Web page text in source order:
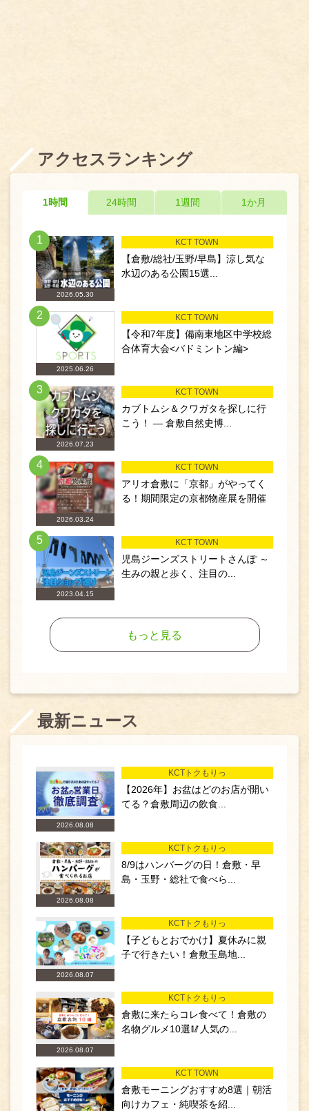
アクセスランキング
1時間 24時間 1週間 1か月
1
2026.05.30
KCT TOWN
【倉敷/総社/玉野/早島】涼し気な
水辺のある公園15選...
2
2025.06.26
KCT TOWN
【令和7年度】備南東地区中学校総
合体育大会<バドミントン編>
3
2026.07.23
KCT TOWN
カブトムシ＆クワガタを探しに行
こう！ ― 倉敷自然史博...
4
2026.03.24
KCT TOWN
アリオ倉敷に「京都」がやってく
る！期間限定の京都物産展を開催
5
2023.04.15
KCT TOWN
児島ジーンズストリートさんぽ ～
生みの親と歩く、注目の...
もっと見る
最新ニュース
2026.08.08
KCTトクもりっ
【2026年】お盆はどのお店が開い
てる？倉敷周辺の飲食...
2026.08.08
KCTトクもりっ
8/9はハンバーグの日！倉敷・早
島・玉野・総社で食べら...
2026.08.07
KCTトクもりっ
【子どもとおでかけ】夏休みに親
子で行きたい！倉敷玉島地...
2026.08.07
KCTトクもりっ
倉敷に来たらコレ食べて！倉敷の
名物グルメ10選🥢人気の...
KCT TOWN
倉敷モーニングおすすめ8選｜朝活
向けカフェ・純喫茶を紹...